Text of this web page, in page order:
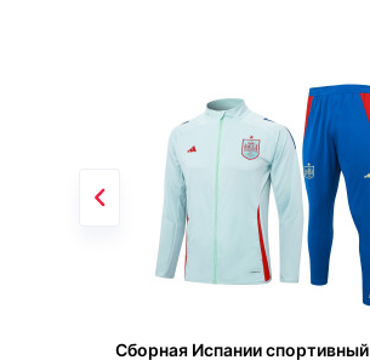
Сборная Испании спортивный